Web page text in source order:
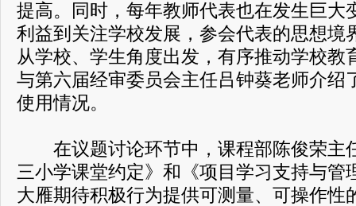
提高。同时，每年教师代表也在发生巨大
利益到关注学校发展，参会代表的思想境
从学校、学生角度出发，有序推动学校教
与第六届经审委员会主任吕钟葵老师介绍
使用情况。
在议题讨论环节中，课程部陈俊荣主
三小学课堂约定》和《项目学习支持与管
大雁期待积极行为提供可测量、可操作性